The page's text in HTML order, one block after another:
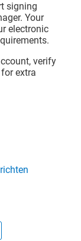
signing
. Your
electronic
verify
extra